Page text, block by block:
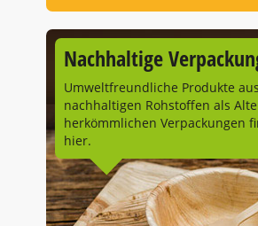
Nachhaltige
Umweltfreundliche Produkte aus
nachhaltigen Rohstoffen als
herkömmlichen Verpackungen
hier.